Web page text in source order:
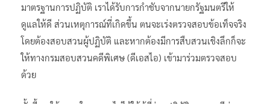
มาตรฐานการปฏิบัติ เราได้รับการกำชับจากนายกรัฐมนตรีให้
ดูแลให้ดี ส่วนเหตุการณ์ที่เกิดขึ้น ตนจะเร่งตรวจสอบข้อเท็จจริง
โดยต้องสอบสวนผู้ปฏิบัติ และหากต้องมีการสืบสวนเชิงลึกก็จะ
ให้ทางกรมสอบสวนคดีพิเศษ (ดีเอสไอ) เข้ามาร่วมตรวจสอบ
ด้วย